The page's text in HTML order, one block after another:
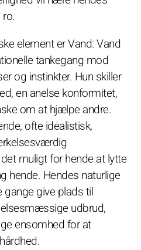
element er Vand: Vand
tankegang mod
og instinkter. Hun skiller
en anelse konformitet,
om at hjælpe andre.
ofte idealistisk,
muligt for hende at lytte
hende. Hendes naturlige
gange give plads til
udbrud,
ensomhed for at